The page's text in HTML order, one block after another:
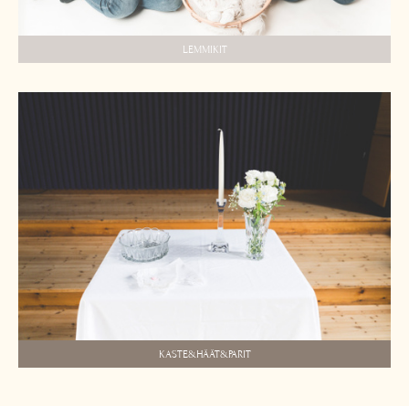
LEMMIKIT
KASTE&HÄÄT&PARIT